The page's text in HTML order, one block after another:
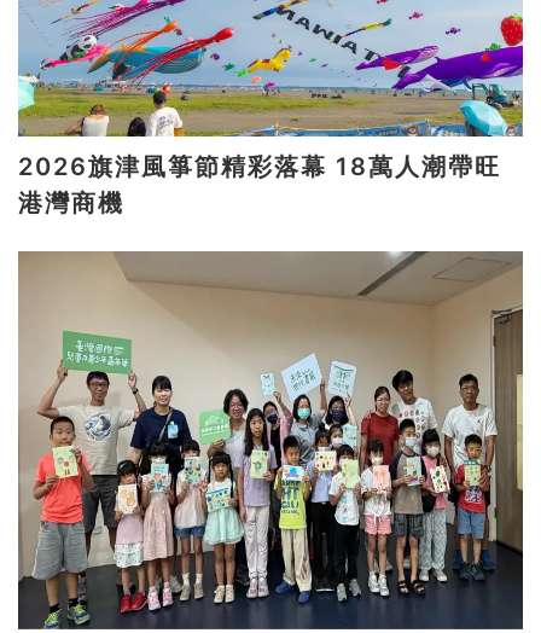
2026旗津風箏節精彩落幕 18萬人潮帶旺
港灣商機